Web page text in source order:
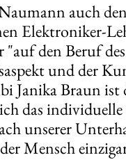
auch
Elektroniker-
den Beruf
und der
Janika Braun
das
unserer
Mensch